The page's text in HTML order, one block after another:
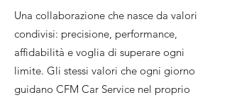
Una collaborazione che nasce da valori
condivisi: precisione, performance,
affidabilità e voglia di superare ogni
limite. Gli stessi valori che ogni giorno
guidano CFM Car Service nel proprio